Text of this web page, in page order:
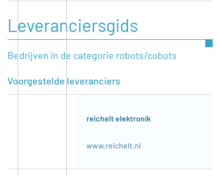
Leveranciersgids
Bedrijven in de categorie robots/cobots
Voorgestelde leveranciers
reichelt elektronik
www.reichelt.nl